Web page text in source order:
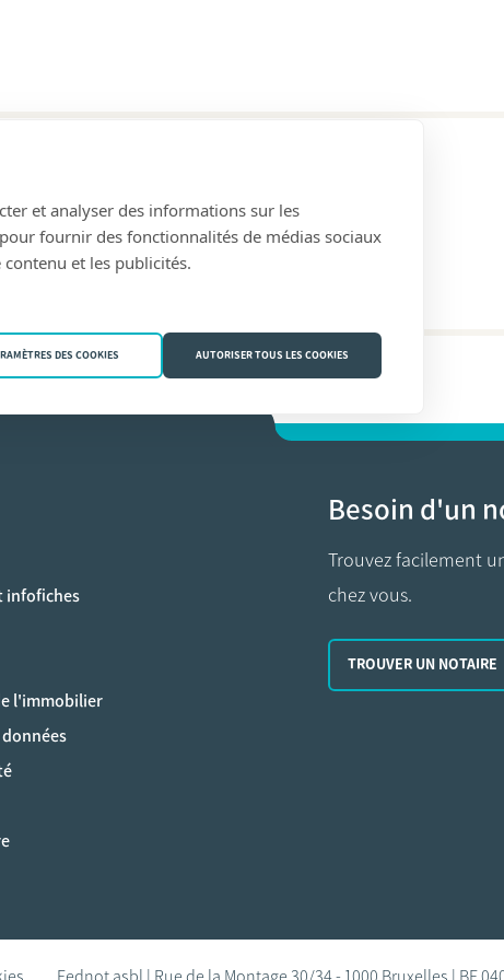
(3680 Maaseik)
infofiches
l'immobilier
données
Besoin d'un
Trouvez facilement
chez vous.
TROUVER UN NOTAIRE
et analyser des informations sur les
fournir des fonctionnalités de médias sociaux
et les publicités.
DES COOKIES AUTORISER TOUS LES COOKIES